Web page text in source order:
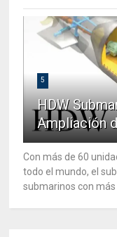
5
HDW
Ampliación
Con más de 60
todo el mundo, el
submarinos con más